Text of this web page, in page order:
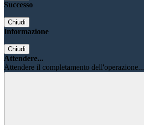
Successo
Chiudi
Informazione
Chiudi
Attendere...
Attendere il completamento dell'operazione...